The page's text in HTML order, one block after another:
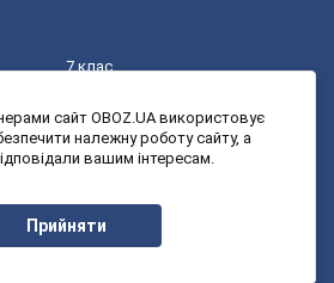
7 клас
9 клас
сайт OBOZ.UA використовує
належну роботу сайту, а
вашим інтересам.
Прийняти